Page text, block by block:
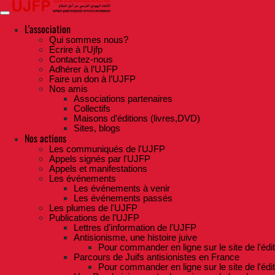
Skip
to
contentL'association
Qui sommes nous?
Ecrire à l’Ujfp
Contactez-nous
Adhérer à l’UJFP
Faire un don à l’UJFP
Nos amis
Associations partenaires
Collectifs
Maisons d’éditions (livres,DVD)
Sites, blogs
Nos actions
Les communiqués de l'UJFP
Appels signés par l'UJFP
Appels et manifestations
Les événements
Les événements à venir
Les événements passés
Les plumes de l'UJFP
Publications de l'UJFP
Lettres d'information de l'UJFP
Antisionisme, une histoire juive
Pour commander en ligne sur le site de
Parcours de Juifs antisionistes en France
Pour commander en ligne sur le site de